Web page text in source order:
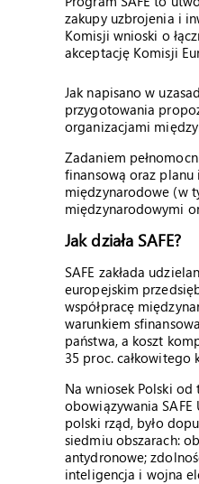
zakupy uzbrojenia i
Komisji wnioski o
akceptację Komisji
Jak napisano w
przygotowania
organizacjami
Zadaniem
finansową oraz planu
międzynarodowe (w
międzynarodowymi
Jak działa SAFE?
SAFE zakłada
europejskim
współpracę
warunkiem
państwa, a koszt
35 proc. całkowitego
Na wniosek Polski
obowiązywania SAFE
polski rząd, było
siedmiu obszarach:
antydronowe;
inteligencja i wojna